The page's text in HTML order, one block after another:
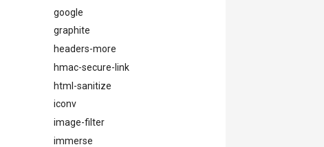
google
graphite
headers-more
hmac-secure-link
html-sanitize
iconv
image-filter
immerse